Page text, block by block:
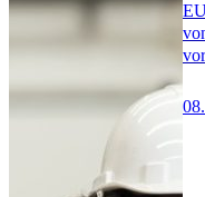
vor